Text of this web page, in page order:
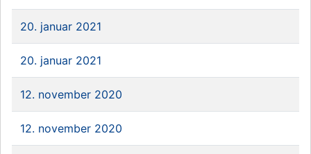
20. januar 2021
20. januar 2021
12. november 2020
12. november 2020